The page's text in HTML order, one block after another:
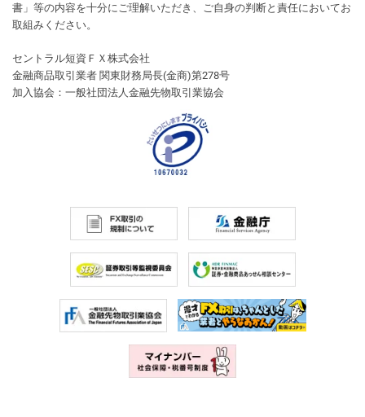
書」等の内容を十分にご理解いただき、ご自身の判断と責任においてお
取組みください。
セントラル短資ＦＸ株式会社
金融商品取引業者 関東財務局長(金商)第278号
加入協会：一般社団法人金融先物取引業協会